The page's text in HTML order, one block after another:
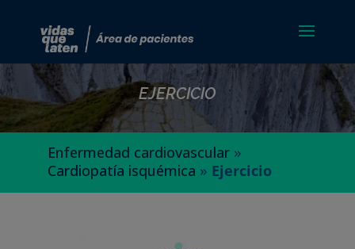
EJERCICIO
Enfermedad cardiovascular»
Cardiopatía isquémica » Ejercicio